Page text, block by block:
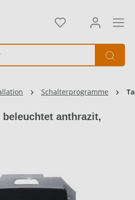
Schalterprogramme
beleuchtet anthrazit,